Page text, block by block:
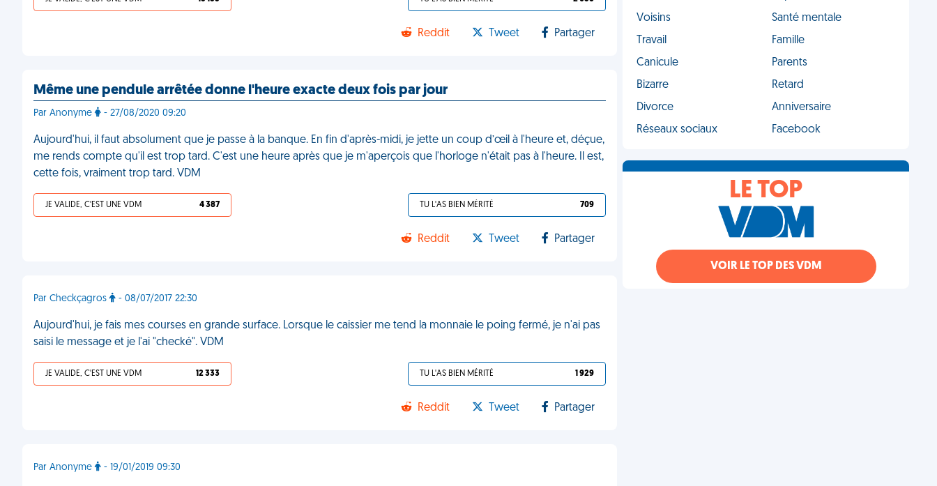
Reddit Tweet Partager
Même une pendule arrêtée donne l'heure exacte deux fois par jour
Par Anonyme - 27/08/2020 09:20
Aujourd'hui, il faut absolument que je passe à la banque. En fin d'après-midi, je jette un coup d’œil à l'heure et, déçue,
me rends compte qu'il est trop tard. C'est une heure après que je m'aperçois que l'horloge n'était pas à l'heure. Il est,
cette fois, vraiment trop tard. VDM
JE VALIDE, C'EST UNE VDM 4 387 TU L'AS BIEN MÉRITÉ 709
Reddit Tweet Partager
Par Checkçagros - 08/07/2017 22:30
Aujourd'hui, je fais mes courses en grande surface. Lorsque le caissier me tend la monnaie le poing fermé, je n'ai pas
saisi le message et je l'ai "checké". VDM
JE VALIDE, C'EST UNE VDM 12 333 TU L'AS BIEN MÉRITÉ 1 929
Reddit Tweet Partager
Par Anonyme - 19/01/2019 09:30
Voisins
Santé mentale
Travail
Famille
Canicule
Parents
Bizarre
Retard
Divorce
Anniversaire
Réseaux sociaux
Facebook
LE TOP
VOIR LE TOP DES VDM